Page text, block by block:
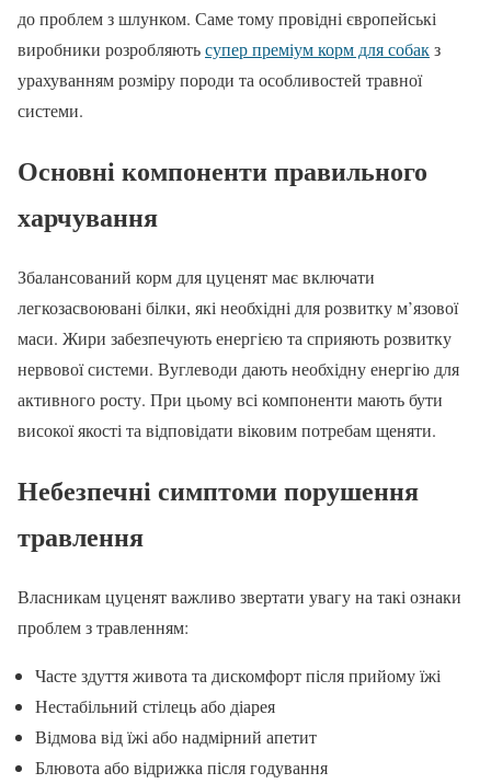
до проблем з шлунком. Саме тому провідні європейські
виробники розробляютьсупер преміум корм для собакз
урахуванням розміру породи та особливостей травної
системи.
Основні компоненти правильного
харчування
Збалансований корм для цуценят має включати
легкозасвоювані білки, які необхідні для розвитку м’язової
маси. Жири забезпечують енергією та сприяють розвитку
нервової системи. Вуглеводи дають необхідну енергію для
активного росту. При цьому всі компоненти мають бути
високої якості та відповідати віковим потребам щеняти.
Небезпечні симптоми порушення
травлення
Власникам цуценят важливо звертати увагу на такі ознаки
проблем з травленням:
Часте здуття живота та дискомфорт після прийому їжі
Нестабільний стілець або діарея
Відмова від їжі або надмірний апетит
Блювота або відрижка після годування